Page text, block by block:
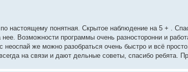
настоящему понятная. Скрытое наблюдение на 5 + .
Возможности программы очень разносторонни и
неоспай же можно разобраться очень быстро и всё
на связи и дают дельные советы, спасибо ребята.